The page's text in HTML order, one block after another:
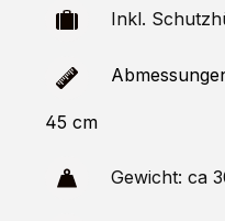
Inkl.
45 cm
Gewicht: ca